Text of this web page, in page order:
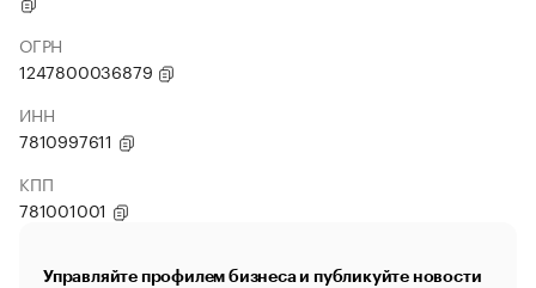
ОГРН
1247800036879
ИНН
7810997611
КПП
781001001
Управляйте профилем бизнеса и публикуйте новости